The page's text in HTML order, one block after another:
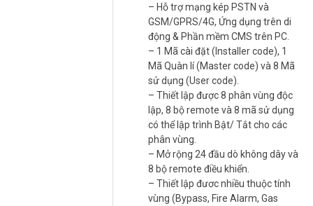
Hỗ trợ 99 vùng không dây
Thiết bị kết nối tối đa 99 vùng cảm biến không dây, mỗi vùng có thể
tùy chỉnh thuộc tính như báo trộm, cháy, hoặc khẩn cấp. Bạn có thể
mở rộng hệ thống cho nhà xưởng, cửa hàng lớn. Xem thêm cảm
Điều khiển từ xa qua ứng dụng
Ứng dụng di động iOS/Android cho phép bật/tắt báo động, kiểm
tra trạng thái từ bất kỳ đâu. Tính năng ghi âm cảnh báo 20 giây
giúp bạn nhận diện tình huống nhanh.Bộ báo trộm không dây
này mang đến sự tiện lợi vượt trội.
– Hỗ trợ mạng kép PSTN và
GSM/GPRS/4G, Ứng dụng trên di
động & Phần mềm CMS trên PC.
– 1 Mã cài đặt (Installer code), 1
Mã Quàn lí (Master code) và 8 Mã
sử dụng (User code).
– Thiết lập được 8 phân vùng độc
lập, 8 bộ remote và 8 mã sử dụng
có thể lập trình Bật/ Tắt cho các
phân vùng.
– Mở rộng 24 đầu dò không dây và
8 bộ remote điều khiển.
– Thiết lập đươc nhiều thuộc tính
vùng (Bypass, Fire Alarm, Gas